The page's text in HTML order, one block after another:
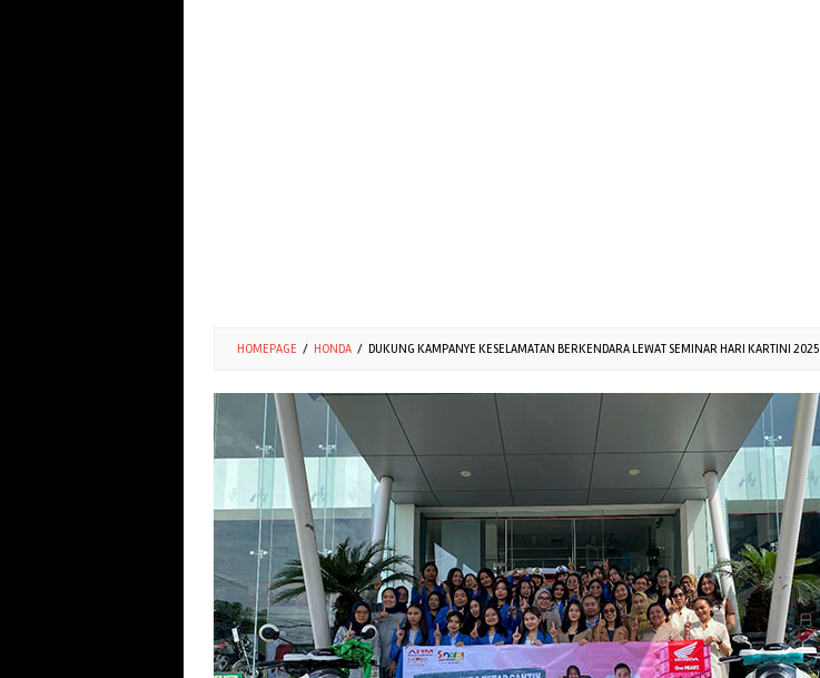
HOMEPAGE / HONDA / DUKUNG KAMPANYE KESELAMATAN BERKENDARA LEWAT SEMINAR HARI KARTINI 2025